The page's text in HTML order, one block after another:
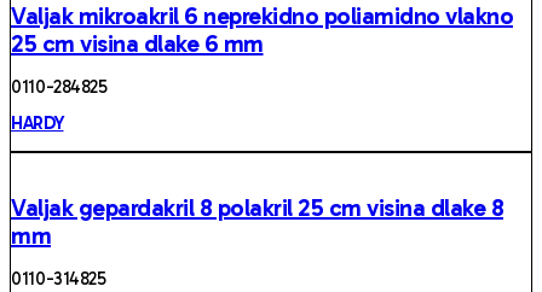
Valjak mikroakril 6 neprekidno poliamidno vlakno
25 cm visina dlake 6 mm
0110 -284825
HARDY
Valjak gepardakril 8 polakril 25 cm visina dlake 8
mm
0110 -314825